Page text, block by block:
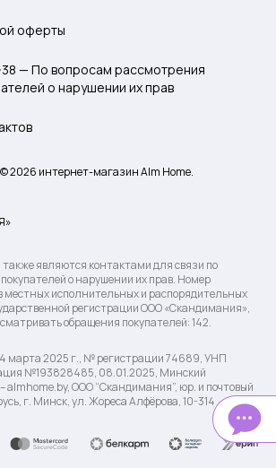
оферты
— По вопросам рассмотрения
о нарушении их прав
2026 интернет-магазин Alm Home.
являются контактами для связи по
о нарушении их прав. Номер
местных исполнительных и распорядительных
регистрации ООО «Скандимания»,
обращения покупателей: 142.
4 марта 2025 г., № регистрации 74689, УНП
№193828485, 08.01.2025, Минский
almhome.by, ООО “Скандимания”, юр. и почтовый
г. Минск, ул. Жореса Алфёрова, 10-314